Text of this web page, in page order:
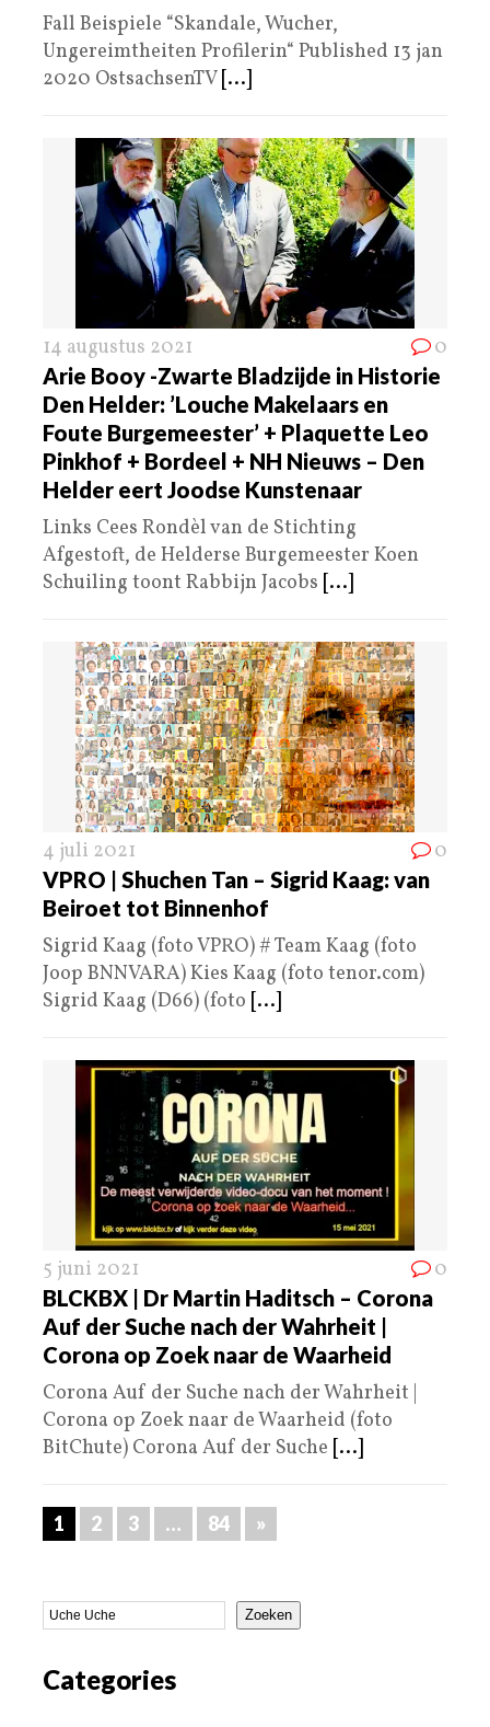
Fall Beispiele “Skandale, Wucher,
Ungereimtheiten Profilerin“ Published 13 jan
2020 OstsachsenTV [...]
14 augustus 2021 0
Arie Booy -Zwarte Bladzijde in Historie
Den Helder: ’Louche Makelaars en
Foute Burgemeester’ + Plaquette Leo
Pinkhof + Bordeel + NH Nieuws – Den
Helder eert Joodse Kunstenaar
Links Cees Rondèl van de Stichting
Afgestoft, de Helderse Burgemeester Koen
Schuiling toont Rabbijn Jacobs [...]
4 juli 2021 0
VPRO | Shuchen Tan – Sigrid Kaag: van
Beiroet tot Binnenhof
Sigrid Kaag (foto VPRO) # Team Kaag (foto
Joop BNNVARA) Kies Kaag (foto tenor.com)
Sigrid Kaag (D66) (foto [...]
5 juni 2021 0
BLCKBX | Dr Martin Haditsch – Corona
Auf der Suche nach der Wahrheit |
Corona op Zoek naar de Waarheid
Corona Auf der Suche nach der Wahrheit |
Corona op Zoek naar de Waarheid (foto
BitChute) Corona Auf der Suche [...]
1 2 3 … 84 »
Zoeken
Categories